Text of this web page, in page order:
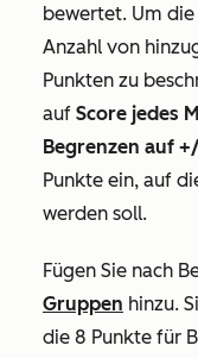
bewertet. Um
Anzahl von
Punkten zu
auf Score jedes
Begrenzen auf
Punkte ein, auf
werden soll.
Fügen Sie nach
Gruppen hinzu.
die 8 Punkte für